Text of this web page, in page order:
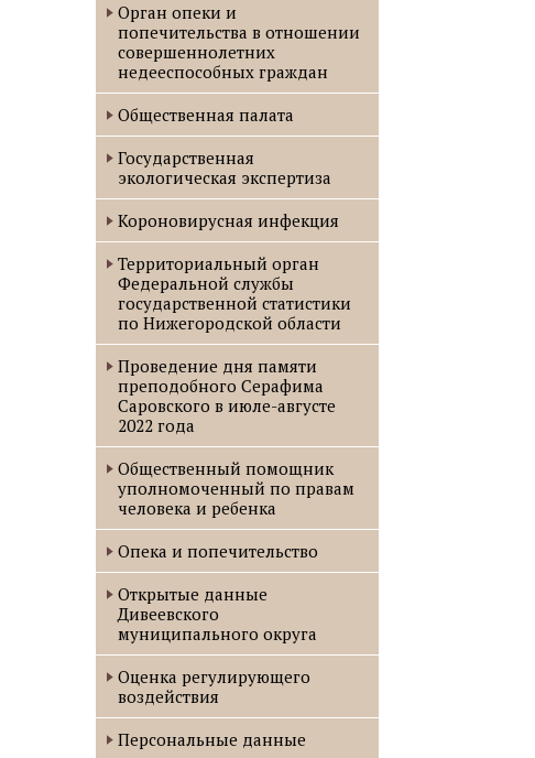
Орган опеки и
попечительства в отношении
совершеннолетних
недееспособных граждан
Общественная палата
Государственная
экологическая экспертиза
Короновирусная инфекция
Территориальный орган
Федеральной службы
государственной статистики
по Нижегородской области
Проведение дня памяти
преподобного Серафима
Саровского в июле-августе
2022 года
Oбщественный помощник
уполномоченный по правам
человека и ребенка
Опека и попечительство
Открытые данные
Дивеевского
муниципального округа
Оценка регулирующего
воздействия
Персональные данные